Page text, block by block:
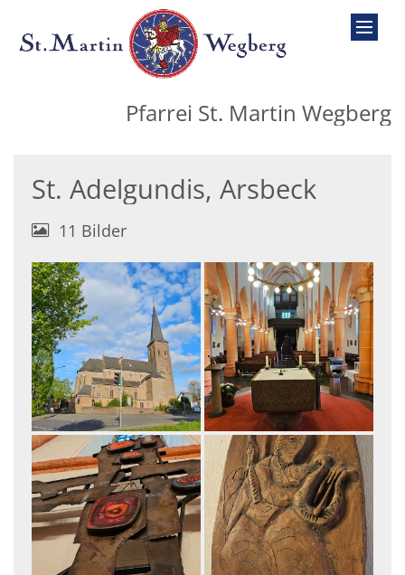
Zum Inhalt springen
Pfarrei St. Martin Wegberg
St. Adelgundis, Arsbeck
11 Bilder